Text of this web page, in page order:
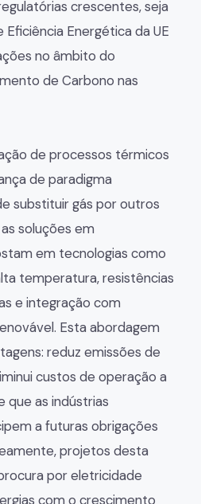
crescentes, seja
Energética da UE
no âmbito do
de Carbono nas
de processos térmicos
de paradigma
substituir gás por outros
soluções em
em tecnologias como
temperatura, resistências
e integração com
Esta abordagem
reduz emissões de
custos de operação a
que as indústrias
a futuras obrigações
projetos desta
por eletricidade
com o crescimento